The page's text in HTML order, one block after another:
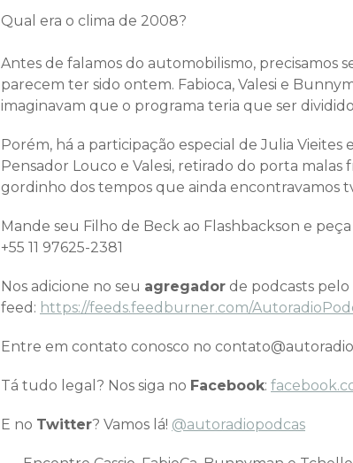
Qual era o clima de 2008?
Antes de falamos do automobilismo, precisamos
parecem ter sido ontem. Fabioca, Valesi e
imaginavam que o programa teria que ser
Porém, há a participação especial de Julia
Pensador Louco e Valesi, retirado do porta
gordinho dos tempos que ainda encontravamos
Mande seu Filho de Beck ao Flashbackson e
+55 11 97625-2381
Nos adicione no seu agregador de podcasts pelo
feed: https://feeds.feedburner.com/
Entre em contato conosco no
Tá tudo legal? Nos siga no Facebook:
E no Twitter? Vamos lá! @autoradiopodcas